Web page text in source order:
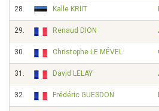
28. Kalle KRIIT
29. Renaud DION
30. Christophe LE MÉVEL
31. David LELAY
32. Frédéric GUESDON